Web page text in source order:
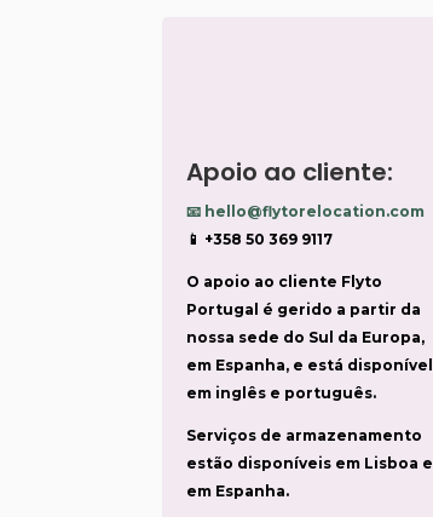
Apoio ao cliente:
📧 hello@flytorelocation.com
📱 +358 50 369 9117
O apoio ao cliente Flyto
Portugal é gerido a partir da
nossa sede do Sul da Europa,
em Espanha, e está disponível
em inglês e português.
Serviços de armazenamento
estão disponíveis em Lisboa e
em Espanha.